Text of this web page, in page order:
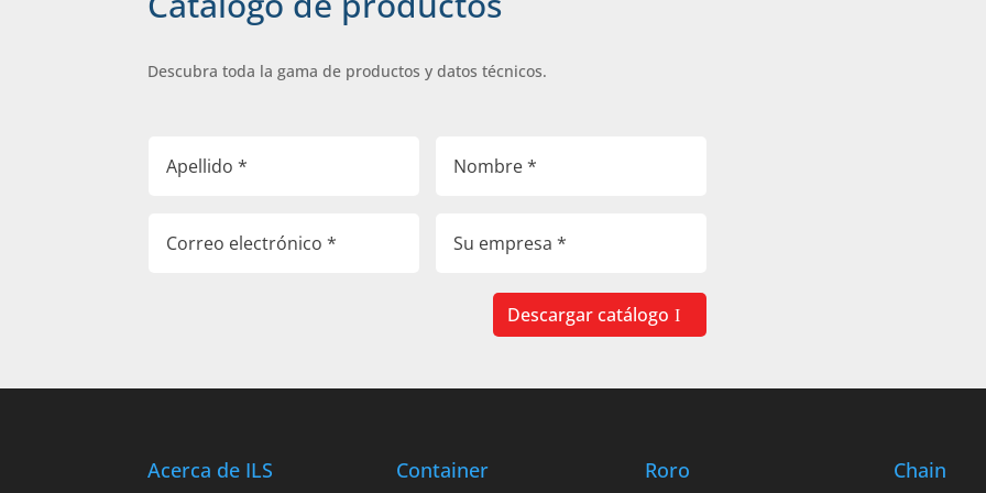
Descubra toda la gama de productos y datos técnicos.
Descargar catálogo
Acerca de ILS Container Roro Chain